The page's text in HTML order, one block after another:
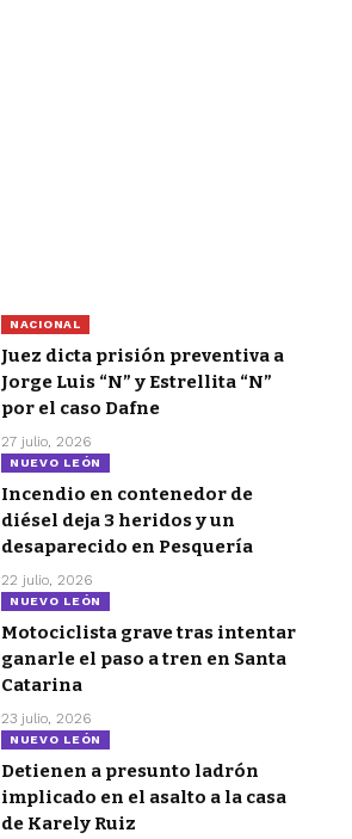
NACIONAL
Juez dicta prisión preventiva a
Jorge Luis “N” y Estrellita “N”
por el caso Dafne
27 julio, 2026
NUEVO LEÓN
Incendio en contenedor de
diésel deja 3 heridos y un
desaparecido en Pesquería
22 julio, 2026
NUEVO LEÓN
Motociclista grave tras intentar
ganarle el paso a tren en Santa
Catarina
23 julio, 2026
NUEVO LEÓN
Detienen a presunto ladrón
implicado en el asalto a la casa
de Karely Ruiz